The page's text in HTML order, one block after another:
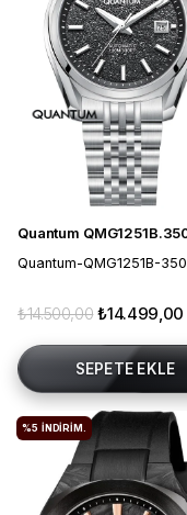
Quantum-QMG1251B-350
₺14.499,00
₺14.500,00
SEPETE EKLE
%5 İNDIRIM.